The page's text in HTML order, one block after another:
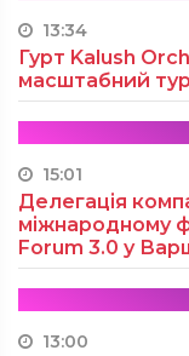
13:34
Гурт Kalush
масштабний
15:01
Делегація
міжнародному
Forum 3.0 у
13:00